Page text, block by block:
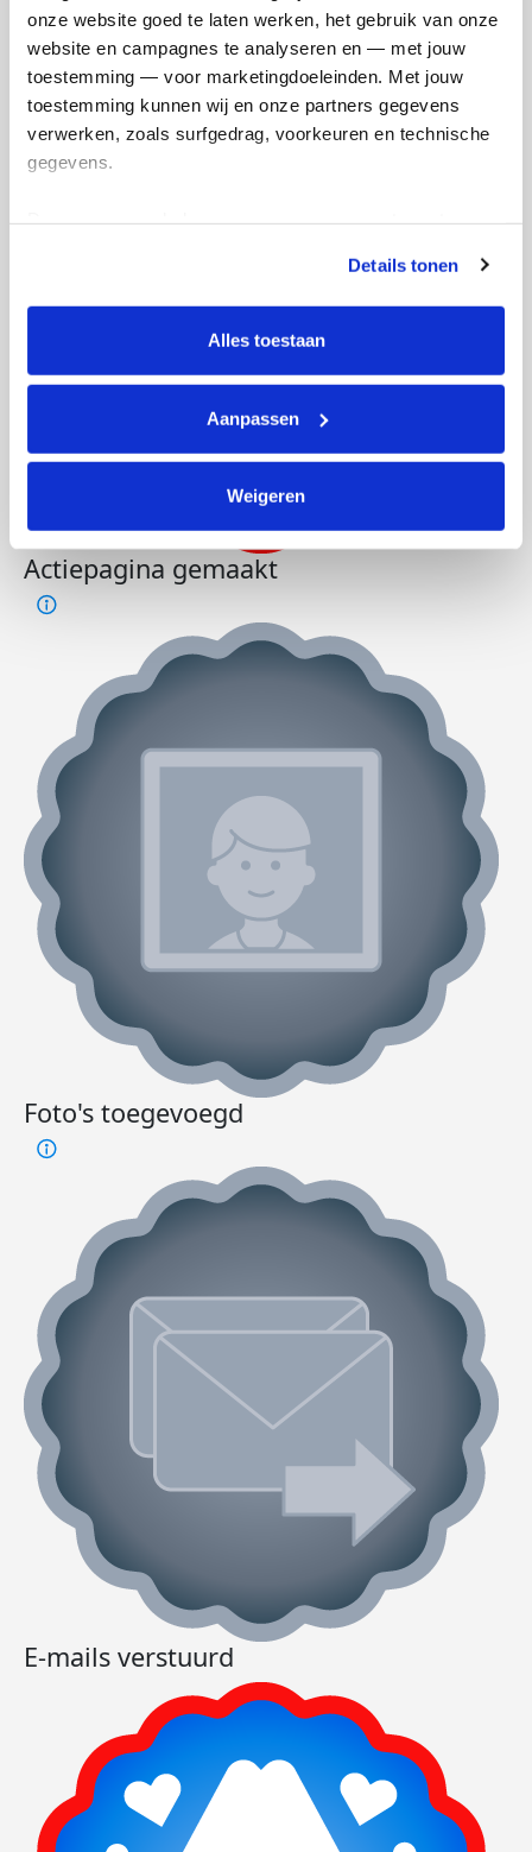
onze website goed te laten werken, het gebruik van onze
website en campagnes te analyseren en — met jouw
toestemming — voor marketingdoeleinden. Met jouw
toestemming kunnen wij en onze partners gegevens
verwerken, zoals surfgedrag, voorkeuren en technische
gegevens.
tonen. Je kunt je toestemming op elk moment wijzigen of
intrekken via Cookie instellingen onderaan de pagina. De
lijst met cookies is te vinden in het tabblad “details”.
Details tonen
Alles toestaan
Aanpassen
Weigeren
Actiepagina gemaakt
Foto's toegevoegd
E-mails verstuurd